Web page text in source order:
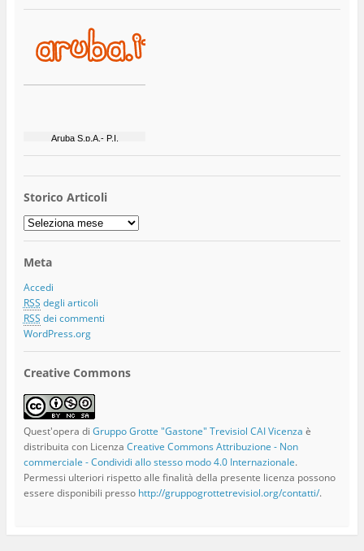
Storico Articoli
Storico
Articoli
Meta
Accedi
RSS degli articoli
RSS dei commenti
WordPress.org
Creative Commons
Quest'opera di Gruppo Grotte "Gastone" Trevisiol CAI Vicenza è
distribuita con Licenza Creative Commons Attribuzione - Non
commerciale - Condividi allo stesso modo 4.0 Internazionale.
Permessi ulteriori rispetto alle finalità della presente licenza possono
essere disponibili presso http://gruppogrottetrevisiol.org/contatti/.